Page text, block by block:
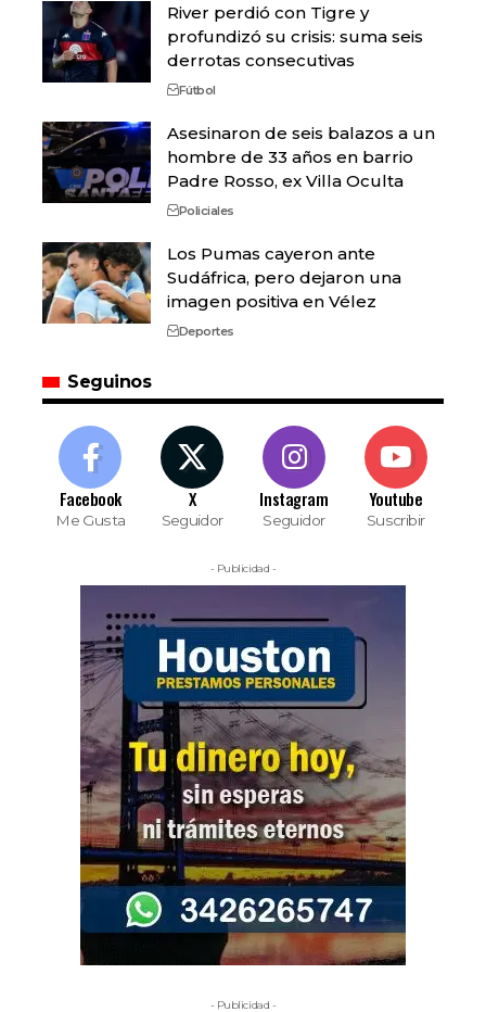
River perdió con Tigre y
profundizó su crisis: suma seis
derrotas consecutivas
Fútbol
Asesinaron de seis balazos a un
hombre de 33 años en barrio
Padre Rosso, ex Villa Oculta
Policiales
Los Pumas cayeron ante
Sudáfrica, pero dejaron una
imagen positiva en Vélez
Deportes
Seguinos
Facebook
Me Gusta
X
Seguidor
Instagram
Seguidor
Youtube
Suscribir
- Publicidad -
- Publicidad -